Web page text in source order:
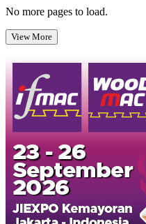
No more pages to load.
View More